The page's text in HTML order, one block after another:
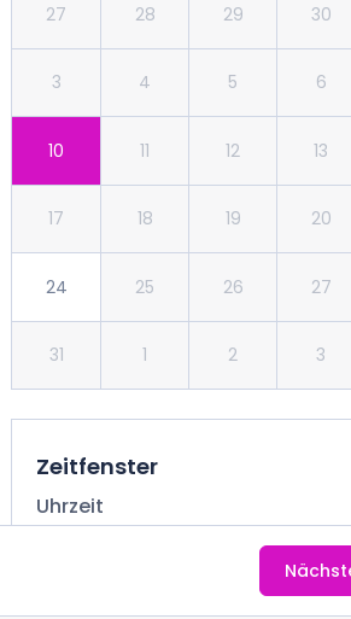
27 28 29 30
3 4 5 6
10 11 12 13
17 18 19 20
24 25 26 27
31 1 2 3
Zeitfenster
Uhrzeit